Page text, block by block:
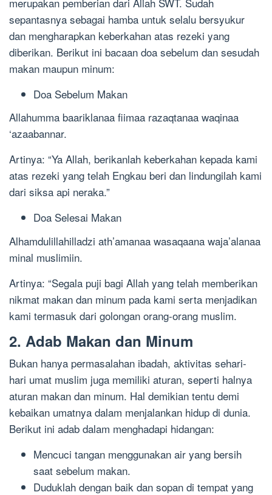
sepantasnya sebagai hamba untuk selalu bersyukur
dan mengharapkan keberkahan atas rezeki yang
diberikan. Berikut ini bacaan doa sebelum dan sesudah
makan maupun minum:
Doa Sebelum Makan
Allahumma baariklanaa fiimaa razaqtanaa waqinaa
‘azaabannar.
Artinya: “Ya Allah, berikanlah keberkahan kepada kami
atas rezeki yang telah Engkau beri dan lindungilah kami
dari siksa api neraka.”
Doa Selesai Makan
Alhamdulillahilladzi ath’amanaa wasaqaana waja’alanaa
minal muslimiin.
Artinya: “Segala puji bagi Allah yang telah memberikan
nikmat makan dan minum pada kami serta menjadikan
kami termasuk dari golongan orang-orang muslim.
2. Adab Makan dan Minum
Bukan hanya permasalahan ibadah, aktivitas sehari-
hari umat muslim juga memiliki aturan, seperti halnya
aturan makan dan minum. Hal demikian tentu demi
kebaikan umatnya dalam menjalankan hidup di dunia.
Berikut ini adab dalam menghadapi hidangan:
Mencuci tangan menggunakan air yang bersih
saat sebelum makan.
Duduklah dengan baik dan sopan di tempat yang